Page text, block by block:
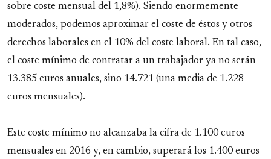
sobre coste mensual del 1,8%). Siendo enormemente
moderados, podemos aproximar el coste de éstos y otros
derechos laborales en el 10% del coste laboral. En tal caso,
el coste mínimo de contratar a un trabajador ya no serán
13.385 euros anuales, sino 14.721 (una media de 1.228
euros mensuales).
Este coste mínimo no alcanzaba la cifra de 1.100 euros
mensuales en 2016 y, en cambio, superará los 1.400 euros